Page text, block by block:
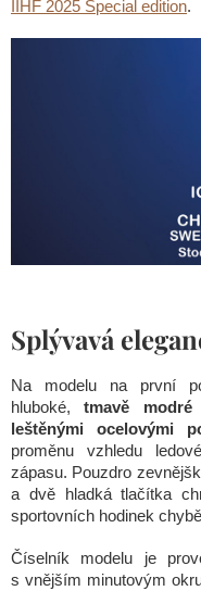
IIHF 2025 Special edition.
Splývavá
Na modelu na první
hluboké,tmavě
leštěnými ocelovými
proměnu vzhledu
zápasu. Pouzdro
a dvě hladká tlačítka
sportovních hodinek
Číselník modelu je
s vnějším minutovým